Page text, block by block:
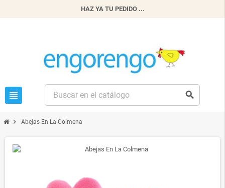
HAZ YA TU PEDIDO ...
view_headline search
chevron_right Abejas En La Colmena